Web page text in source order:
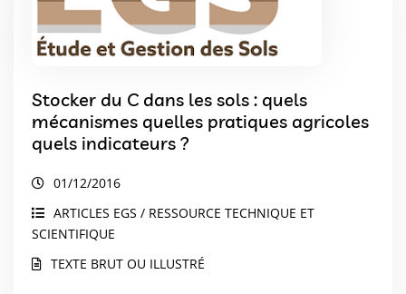
Stocker du C dans les sols : quels
mécanismes quelles pratiques agricoles
quels indicateurs ?
01/12/2016
ARTICLES EGS / RESSOURCE TECHNIQUE ET
SCIENTIFIQUE
TEXTE BRUT OU ILLUSTRÉ